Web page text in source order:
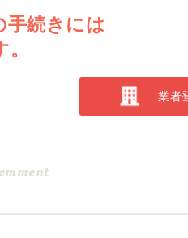
手続きには
業者